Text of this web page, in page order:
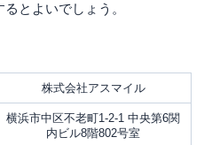
とよいでしょう。
株式会社アスマイル
横浜市中区不老町1-2-1 中央第6関
内ビル8階802号室